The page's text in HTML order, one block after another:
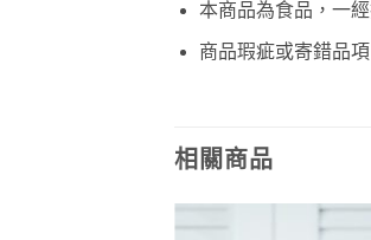
本商品為食品，一
商品瑕疵或寄錯品
相關商品